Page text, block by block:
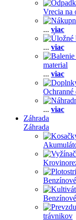
Vrecia na
... viac
... viac
material
... viac
... viac
Záhrada
Záhrada
trávnikov